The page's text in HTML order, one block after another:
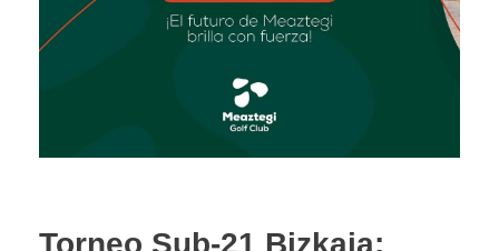
Torneo Sub-21 Bizkaia: